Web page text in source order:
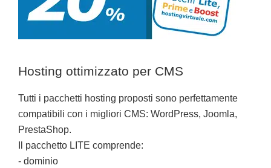
Hosting ottimizzato per CMS
Tutti i pacchetti hosting proposti sono perfettamente
compatibili con i migliori CMS: WordPress, Joomla,
PrestaShop.
Il pacchetto LITE comprende:
- dominio